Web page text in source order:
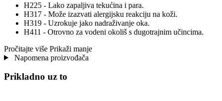
H225 - Lako zapaljiva tekućina i para.
H317 - Može izazvati alergijsku reakciju na koži.
H319 - Uzrokuje jako nadraživanje oka.
H411 - Otrovno za vodeni okoliš s dugotrajnim učincima.
Pročitajte više Prikaži manje
Napomena proizvođača
Prikladno uz to